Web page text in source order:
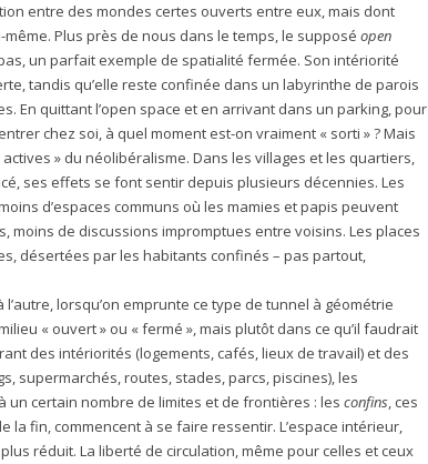
entre des mondes certes ouverts entre eux, mais dont
Plus près de nous dans le temps, le supposé open
un parfait exemple de spatialité fermée. Son intériorité
tandis qu’elle reste confinée dans un labyrinthe de parois
En quittant l’open space et en arrivant dans un parking, pour
chez soi, à quel moment est-on vraiment « sorti » ? Mais
» du néolibéralisme. Dans les villages et les quartiers,
ses effets se font sentir depuis plusieurs décennies. Les
d’espaces communs où les mamies et papis peuvent
moins de discussions impromptues entre voisins. Les places
désertées par les habitants confinés – pas partout,
lorsqu’on emprunte ce type de tunnel à géométrie
« ouvert » ou « fermé », mais plutôt dans ce qu’il faudrait
des intériorités (logements, cafés, lieux de travail) et des
supermarchés, routes, stades, parcs, piscines), les
certain nombre de limites et de frontières : les confins, ces
la fin, commencent à se faire ressentir. L’espace intérieur,
réduit. La liberté de circulation, même pour celles et ceux